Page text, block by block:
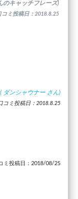
のキャッチフレーズ)
コミ投稿日：2018.8.25
( ダンシャウナー さん)
コミ投稿日：2018.8.25
ミ投稿日：2018/08/25